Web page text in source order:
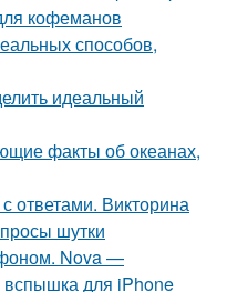
кофеманов
способов,
идеальный
факты об океанах,
ответами. Викторина
шутки
Nova —
вспышка для iPhone